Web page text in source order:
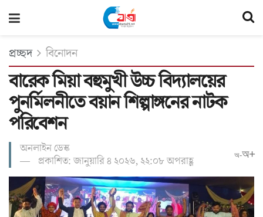
প্রচ্ছদ বিনোদন
বারেক মিয়া বহুমুখী উচ্চ বিদ্যালয়ের
পুনর্মিলনীতে বয়ান শিল্পাঙ্গনের নাটক
পরিবেশন
অনলাইন ডেস্ক
প্রকাশিত: জানুয়ারি ৪ ২০২৬, ২২:০৮ অপরাহ্ণ
অ-অ+